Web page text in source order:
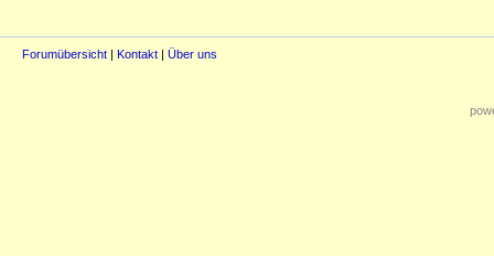
Forumübersicht | Kontakt | Über uns